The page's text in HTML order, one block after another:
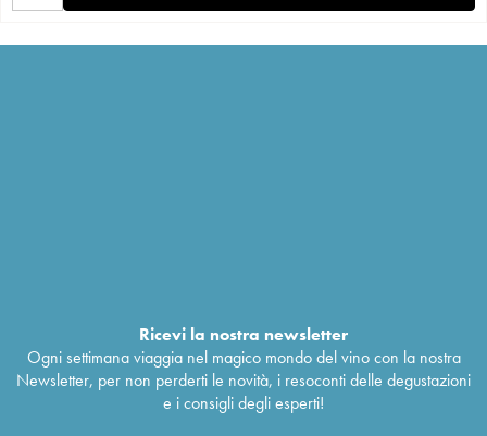
Ricevi la nostra newsletter
Ogni settimana viaggia nel magico mondo del vino con la nostra
Newsletter, per non perderti le novità, i resoconti delle degustazioni
e i consigli degli esperti!